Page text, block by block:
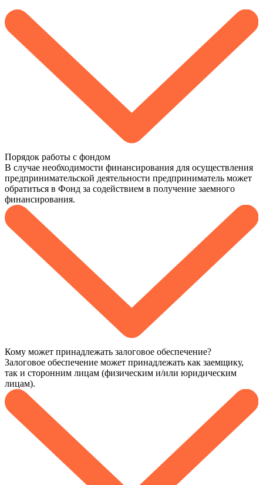
Порядок работы с фондом
В случае необходимости финансирования для осуществления
предпринимательской деятельности предприниматель может
обратиться в Фонд за содействием в получение заемного
финансирования.
Кому может принадлежать залоговое обеспечение?
Залоговое обеспечение может принадлежать как заемщику,
так и сторонним лицам (физическим и/или юридическим
лицам).